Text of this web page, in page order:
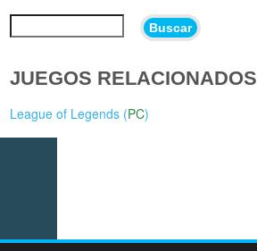
Buscar
JUEGOS RELACIONADOS
League of Legends (PC)